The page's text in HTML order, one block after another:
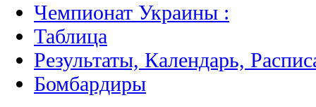
Чемпионат Украины :
Таблица
Результаты, Календарь,
Бомбардиры